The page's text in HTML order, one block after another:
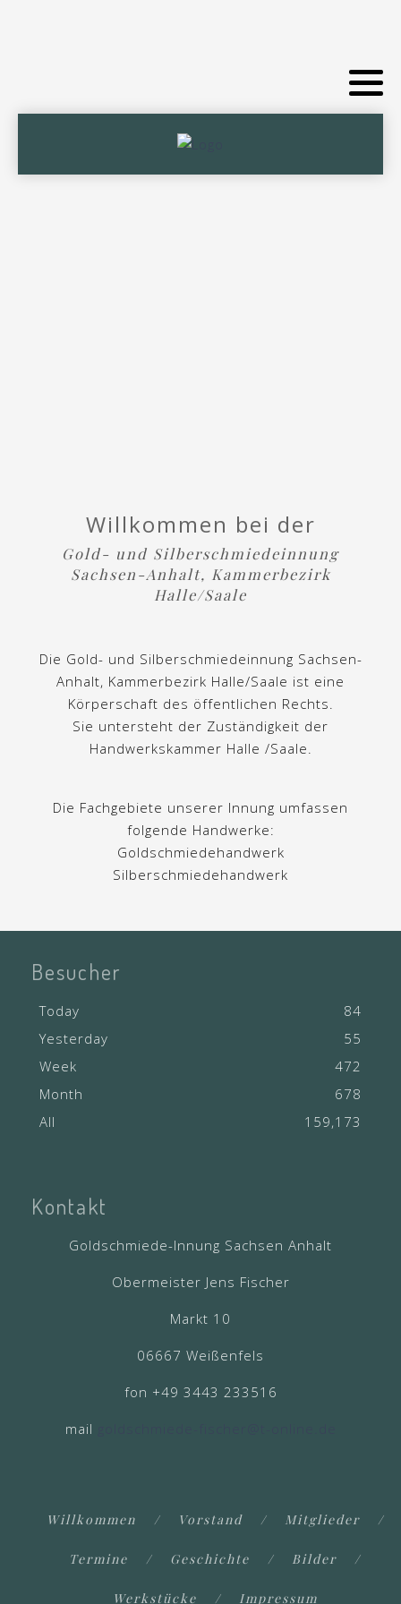
Willkommen bei der
Gold- und Silberschmiedeinnung
Sachsen-Anhalt, Kammerbezirk
Halle/Saale
Die Gold- und Silberschmiedeinnung Sachsen-
Anhalt, Kammerbezirk Halle/Saale ist eine
Körperschaft des öffentlichen Rechts.
Sie untersteht der Zuständigkeit der
Handwerkskammer Halle /Saale.
Die Fachgebiete unserer Innung umfassen
folgende Handwerke:
Goldschmiedehandwerk
Silberschmiedehandwerk
Besucher
Today
84
Yesterday
55
Week
472
Month
678
All
159,173
Kontakt
Goldschmiede-Innung Sachsen Anhalt
Obermeister Jens Fischer
Markt 10
06667 Weißenfels
fon +49 3443 233516
mail
Willkommen Vorstand Mitglieder
Termine Geschichte Bilder
Werkstücke Impressum